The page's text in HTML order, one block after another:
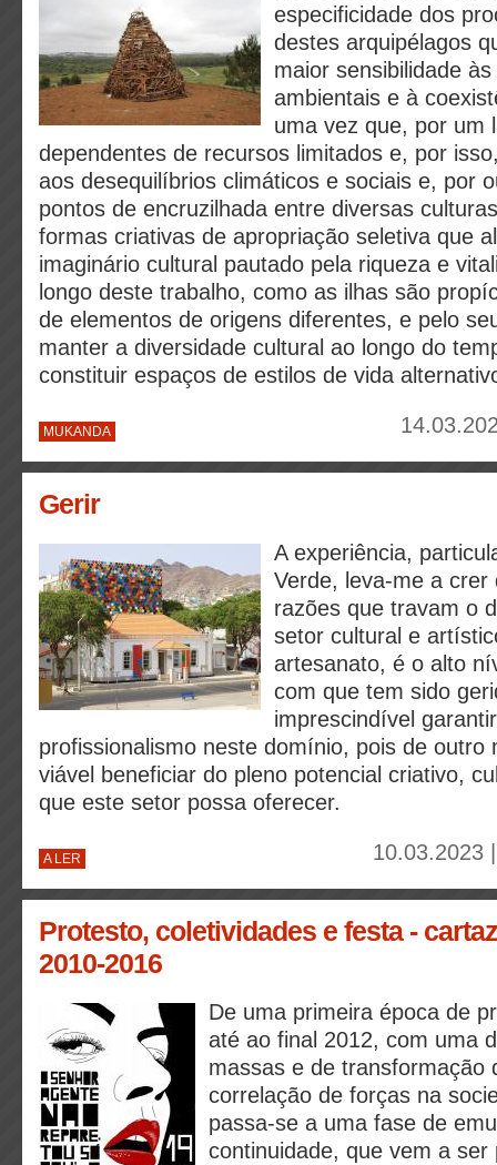
especificidade dos
destes arquipélagos
maior sensibilidade
ambientais e à
uma vez que, por um
dependentes de recursos limitados e, por
aos desequilíbrios climáticos e sociais e, por
pontos de encruzilhada entre diversas
formas criativas de apropriação seletiva que
imaginário cultural pautado pela riqueza e
longo deste trabalho, como as ilhas são
de elementos de origens diferentes, e pelo
manter a diversidade cultural ao longo do
constituir espaços de estilos de vida
MUKANDA
Gerir
A experiência,
Verde, leva-me a crer
razões que travam o
setor cultural e
artesanato, é o alto
com que tem sido
imprescindível
profissionalismo neste domínio, pois de outro
viável beneficiar do pleno potencial criativo,
que este setor possa oferecer.
A LER 10.03.2023
Protesto, coletividades e festa -
2010-2016
De uma primeira época de
até ao final 2012, com uma
massas e de transformação
correlação de forças na
passa-se a uma fase de
continuidade, que vem a